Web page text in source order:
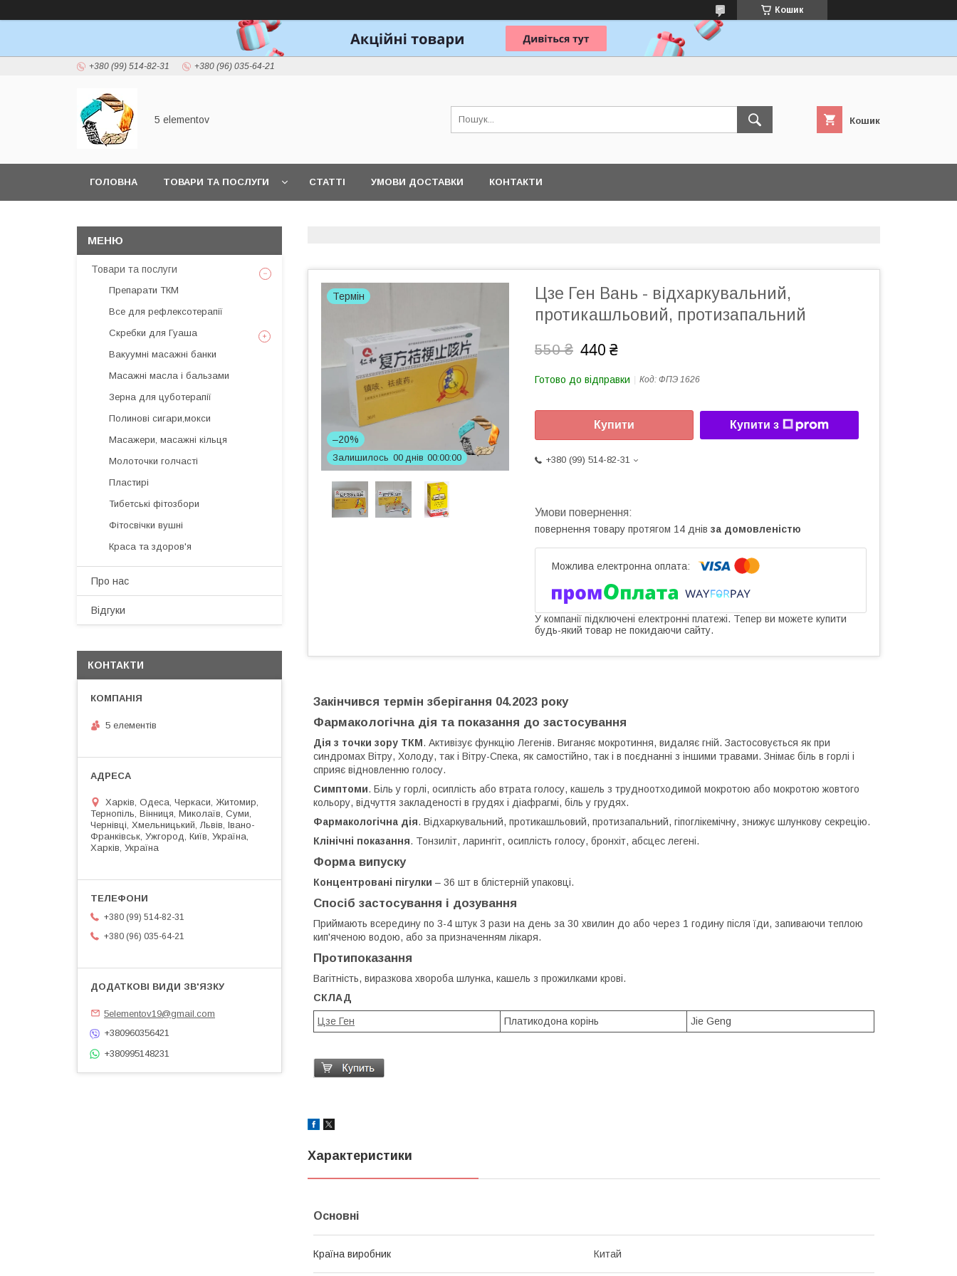
Кошик
+380 (99) 514-82-31 +380 (96) 035-64-21
5 elementov Кошик
ГОЛОВНА ТОВАРИ ТА ПОСЛУГИ СТАТТІ УМОВИ ДОСТАВКИ КОНТАКТИ
Термін
–20%
Залишилось 00 днів 00 00 00
Цзе Ген Вань - відхаркувальний,
протикашльовий, протизапальний
550 ₴ 440 ₴
Готово до відправки Код: ФПЭ 1626
Купити Купити з
+380 (99) 514-82-31
повернення товару протягом 14 днів за домовленістю
У компанії підключені електронні платежі. Тепер ви можете купити
будь-який товар не покидаючи сайту.
Закінчився термін зберігання 04.2023 року
Фармакологічна дія та показання до застосування
Дія з точки зору ТКМ. Активізує функцію Легенів. Виганяє мокротиння, видаляє гній. Застосовується як при
синдромах Вітру, Холоду, так і Вітру-Спека, як самостійно, так і в поєднанні з іншими травами. Знімає біль в горлі і
сприяє відновленню голосу.
Симптоми. Біль у горлі, осиплість або втрата голосу, кашель з трудноотходимой мокротою або мокротою жовтого
кольору, відчуття закладеності в грудях і діафрагмі, біль у грудях.
Фармакологічна дія. Відхаркувальний, протикашльовий, протизапальний, гіпоглікемічну, знижує шлункову секрецію.
Клінічні показання. Тонзиліт, ларингіт, осиплість голосу, бронхіт, абсцес легені.
Форма випуску
Концентровані пігулки – 36 шт в блістерній упаковці.
Спосіб застосування і дозування
Приймають всередину по 3-4 штук 3 рази на день за 30 хвилин до або через 1 годину після їди, запиваючи теплою
кип'яченою водою, або за призначенням лікаря.
Протипоказання
Вагітність, виразкова хвороба шлунка, кашель з прожилками крові.
СКЛАД
Цзе Ген Платикодона корінь Jie Geng
Характеристики
Основні
Країна виробник Китай
Товари та послуги
Препарати ТКМ
Все для рефлексотерапії
Скребки для Гуаша
Вакуумні масажні банки
Масажні масла і бальзами
Зерна для цуботерапії
Полинові сигари,мокси
Масажери, масажні кільця
Молоточки голчасті
Пластирі
Тибетські фітозбори
Фітосвічки вушні
Краса та здоров'я
Про нас
Відгуки
КОНТАКТИ
5 елементів
Харків, Одеса, Черкаси, Житомир,
Тернопіль, Вінниця, Миколаїв, Суми,
Чернівці, Хмельницький, Львів, Івано-
Франківськ, Ужгород, Київ, Україна,
Харків, Україна
+380 (99) 514-82-31
+380 (96) 035-64-21
5elementov19@gmail.com
+380960356421
+380995148231